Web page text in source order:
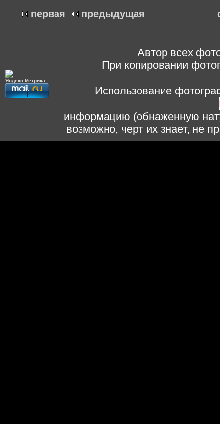
первая предыдущая
Автор всех
При копировании
Использование
информацию (обнаженную
возможно, черт их знает, не